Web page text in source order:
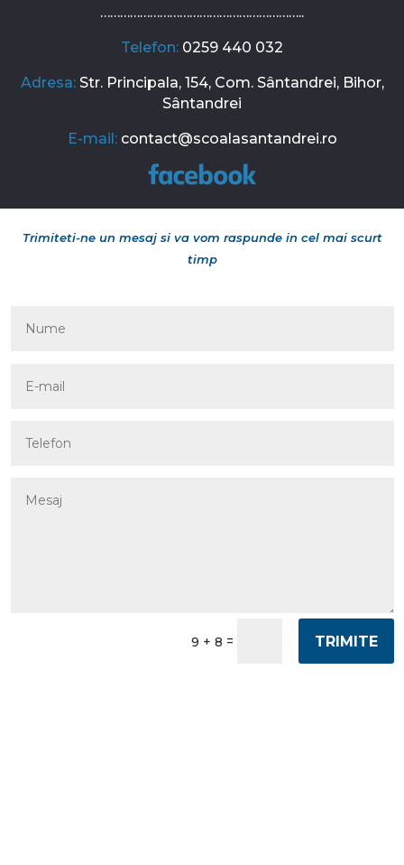
……………………………………………………..
Telefon: 0259 440 032
Adresa: Str. Principala, 154, Com. Sântandrei, Bihor,
Sântandrei
E-mail: contact@scoalasantandrei.ro
Trimiteti-ne un mesaj si va vom raspunde in cel mai scurt
timp
9 + 8 = TRIMITE